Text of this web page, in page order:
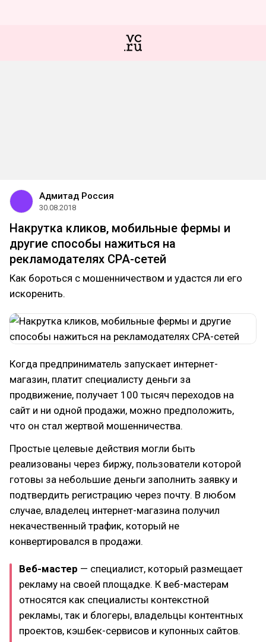
Адмитад Россия
30.08.2018
Накрутка кликов, мобильные фермы и
другие способы нажиться на
рекламодателях CPA-сетей
Как бороться с мошенничеством и удастся ли его
искоренить.
Когда предприниматель запускает интернет-
магазин, платит специалисту деньги за
продвижение, получает 100 тысяч переходов на
сайт и ни одной продажи, можно предположить,
что он стал жертвой мошенничества.
Простые целевые действия могли быть
реализованы через биржу, пользователи которой
готовы за небольшие деньги заполнить заявку и
подтвердить регистрацию через почту. В любом
случае, владелец интернет-магазина получил
некачественный трафик, который не
конвертировался в продажи.
Веб-мастер — специалист, который размещает
рекламу на своей площадке. К веб-мастерам
относятся как специалисты контекстной
рекламы, так и блогеры, владельцы контентных
проектов, кэшбек-сервисов и купонных сайтов.